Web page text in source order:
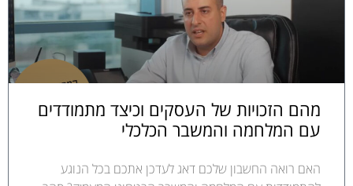
מהם הזכויות של העסקים וכיצד מתמודדים
עם המלחמה והמשבר הכלכלי
האם רואה החשבון שלכם דאג לעדכן אתכם בכל הנוגע